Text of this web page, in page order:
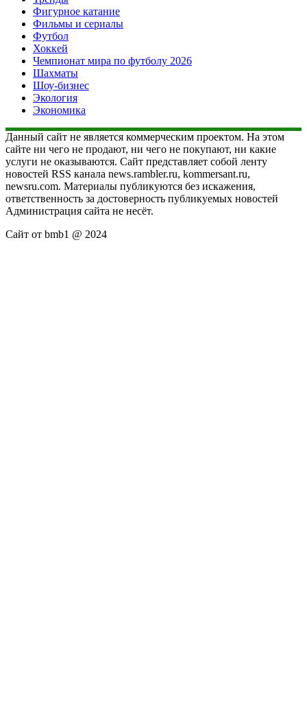
Фигурное катание
Фильмы и сериалы
Футбол
Хоккей
Чемпионат мира по футболу 2026
Шахматы
Шоу-бизнес
Экология
Экономика
Данный сайт не является коммерческим проектом. На этом
сайте ни чего не продают, ни чего не покупают, ни какие
услуги не оказываются. Сайт представляет собой ленту
новостей RSS канала news.rambler.ru, kommersant.ru,
newsru.com. Материалы публикуются без искажения,
ответственность за достоверность публикуемых новостей
Администрация сайта не несёт.
Сайт от bmb1 @ 2024